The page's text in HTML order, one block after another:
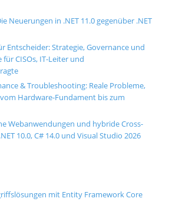
Neuerungen in .NET 11.0 gegenüber .NET
Entscheider: Strategie, Governance und
für CISOs, IT-Leiter und
& Troubleshooting: Reale Probleme,
Hardware-Fundament bis zum
Webanwendungen und hybride Cross-
10.0, C# 14.0 und Visual Studio 2026
mit Entity Framework Core